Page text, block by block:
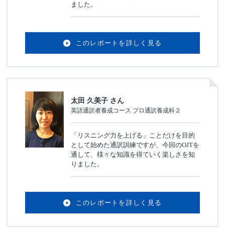
ました。
このレポートを詳しく見る
太田 久美子 さん
英語通訳者養成コース プロ通訳養成科２
「リスニング力を上げる」ことだけを目的
として始めた通訳訓練ですが、今回のOJTを
通して、様々な知識を得ていく楽しさを知
りました。
このレポートを詳しく見る